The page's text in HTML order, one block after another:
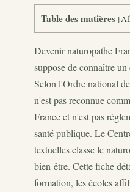
Table des matières [
Devenir naturopathe
suppose de connaître
Selon l'Ordre national
n'est pas reconnue
France et n'est pas
santé publique. Le
textuelles classe le
bien-être. Cette fiche
formation, les écoles